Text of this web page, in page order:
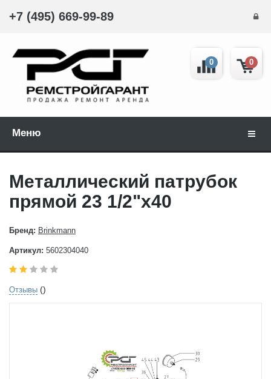
+7 (495) 669-99-89
0
0
Меню
Металлический патрубок
прямой 23 1/2"x40
Бренд: Brinkmann
Артикул: 5602304040
Отзывы ()